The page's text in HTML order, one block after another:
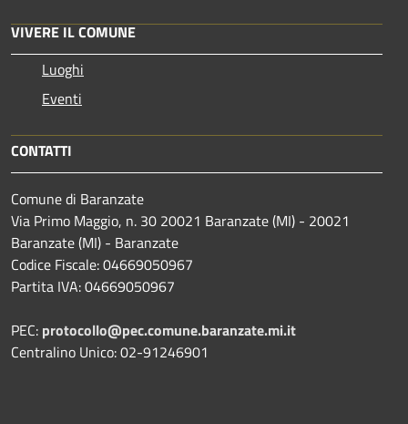
VIVERE IL COMUNE
Luoghi
Eventi
CONTATTI
Comune di Baranzate
Via Primo Maggio, n. 30 20021 Baranzate (MI) - 20021
Baranzate (MI) - Baranzate
Codice Fiscale: 04669050967
Partita IVA: 04669050967
PEC: protocollo@pec.comune.baranzate.mi.it
Centralino Unico: 02-91246901